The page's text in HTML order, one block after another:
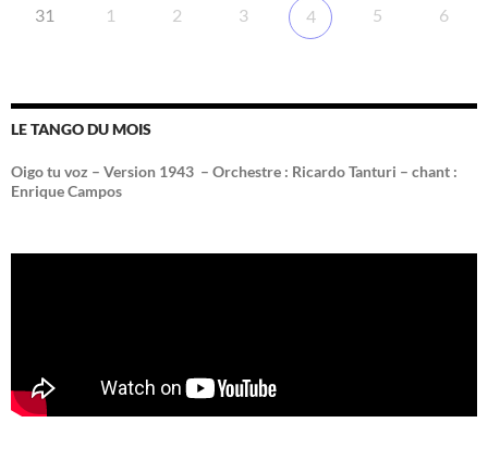
31 1 2 3 4 5 6
LE TANGO DU MOIS
Oigo tu voz – Version 1943 – Orchestre : Ricardo Tanturi – chant :
Enrique Campos